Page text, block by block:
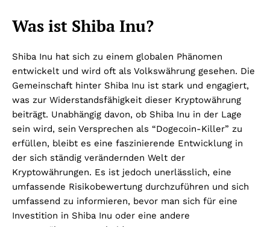
Was ist Shiba Inu?
Shiba Inu hat sich zu einem globalen Phänomen
entwickelt und wird oft als Volkswährung gesehen. Die
Gemeinschaft hinter Shiba Inu ist stark und engagiert,
was zur Widerstandsfähigkeit dieser Kryptowährung
beiträgt. Unabhängig davon, ob Shiba Inu in der Lage
sein wird, sein Versprechen als “Dogecoin-Killer” zu
erfüllen, bleibt es eine faszinierende Entwicklung in
der sich ständig verändernden Welt der
Kryptowährungen. Es ist jedoch unerlässlich, eine
umfassende Risikobewertung durchzuführen und sich
umfassend zu informieren, bevor man sich für eine
Investition in Shiba Inu oder eine andere